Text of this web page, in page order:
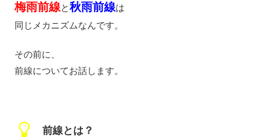
梅雨前線と秋雨前線は
同じメカニズムなんです。
その前に、
前線についてお話します。
前線とは？